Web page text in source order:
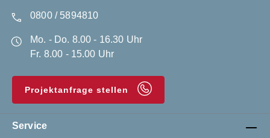
0800 / 5894810
Mo. - Do. 8.00 - 16.30 Uhr
Fr. 8.00 - 15.00 Uhr
Projektanfrage stellen
Service